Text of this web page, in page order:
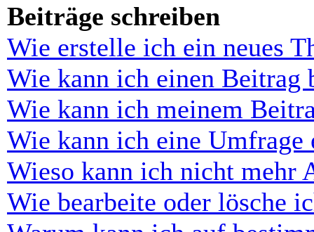
Beiträge schreiben
Wie erstelle ich ein neues
Wie kann ich einen Beitrag
Wie kann ich meinem
Wie kann ich eine Umfrage
Wieso kann ich nicht mehr
Wie bearbeite oder lösche